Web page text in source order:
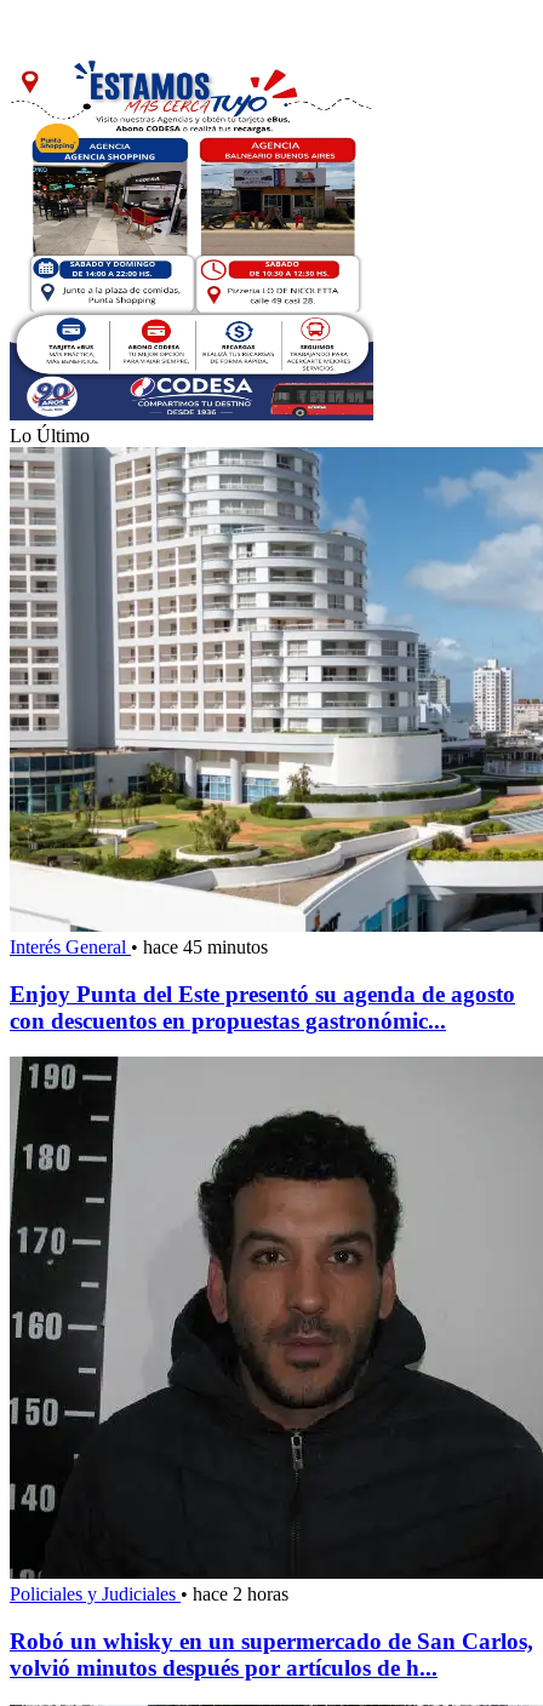
Lo Último
Interés General • hace 45 minutos
Enjoy Punta del Este presentó su agenda de agosto
con descuentos en propuestas gastronómic...
Policiales y Judiciales • hace 2 horas
Robó un whisky en un supermercado de San Carlos,
volvió minutos después por artículos de h...